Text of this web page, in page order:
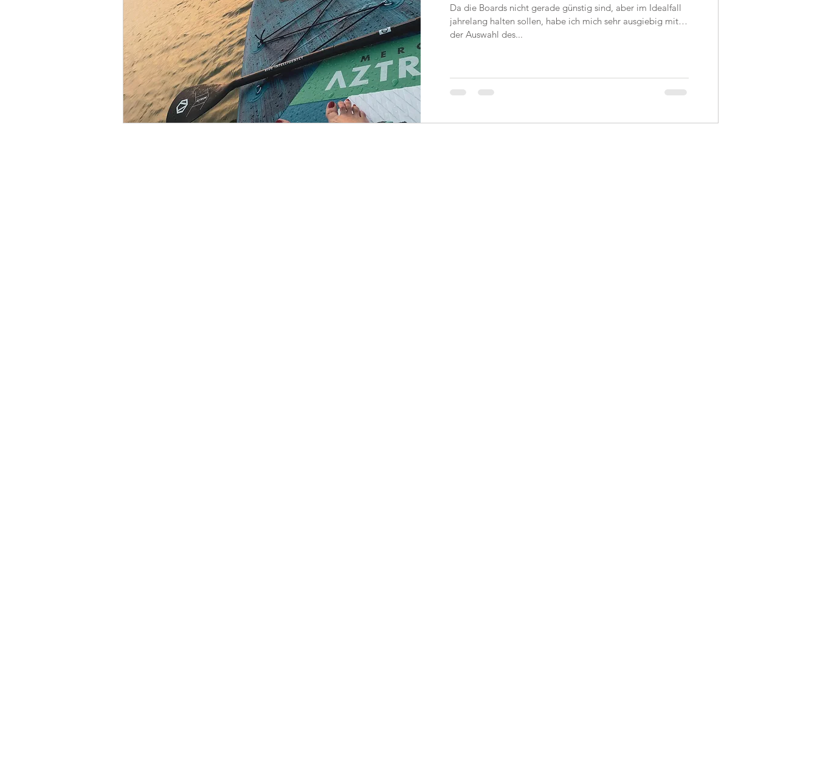
Da die Boards nicht gerade günstig sind, aber im Idealfall
jahrelang halten sollen, habe ich mich sehr ausgiebig mit
der Auswahl des...